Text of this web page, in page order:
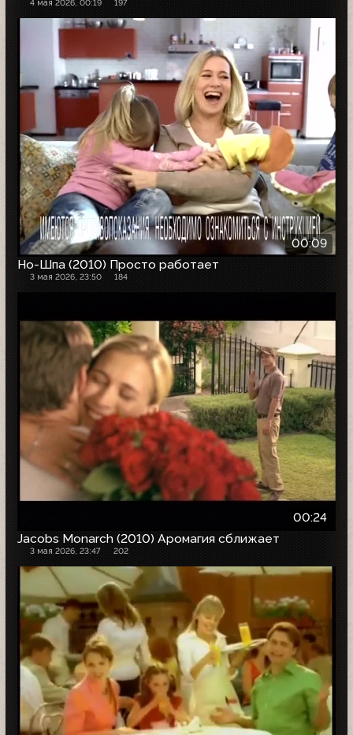
4 мая 2026, 00:19 197
00:09
Но-Шпа (2010) Просто работает
3 мая 2026, 23:50 184
00:24
Jacobs Monarch (2010) Аромагия сближает
3 мая 2026, 23:47 202